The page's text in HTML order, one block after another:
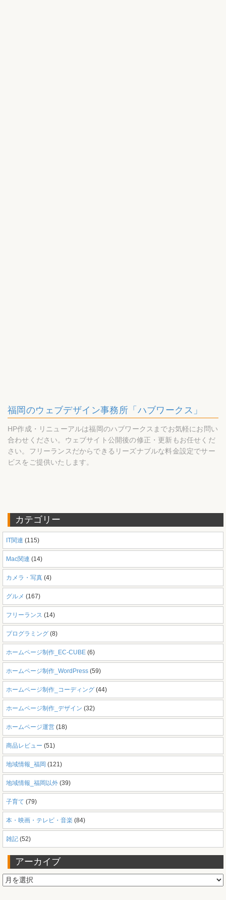
福岡のウェブデザイン事務所「ハブワークス」
HP作成・リニューアルは福岡のハブワークスまでお気軽にお問い
合わせください。ウェブサイト公開後の修正・更新もお任せくだ
さい。フリーランスだからできるリーズナブルな料金設定でサー
ビスをご提供いたします。
カテゴリー
IT関連 (115)
Mac関連 (14)
カメラ・写真 (4)
グルメ (167)
フリーランス (14)
プログラミング (8)
ホームページ制作_EC-CUBE (6)
ホームページ制作_WordPress (59)
ホームページ制作_コーディング (44)
ホームページ制作_デザイン (32)
ホームページ運営 (18)
商品レビュー (51)
地域情報_福岡 (121)
地域情報_福岡以外 (39)
子育て (79)
本・映画・テレビ・音楽 (84)
雑記 (52)
アーカイブ
ア
ー